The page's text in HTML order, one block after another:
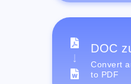
DOC
Convert
to PDF